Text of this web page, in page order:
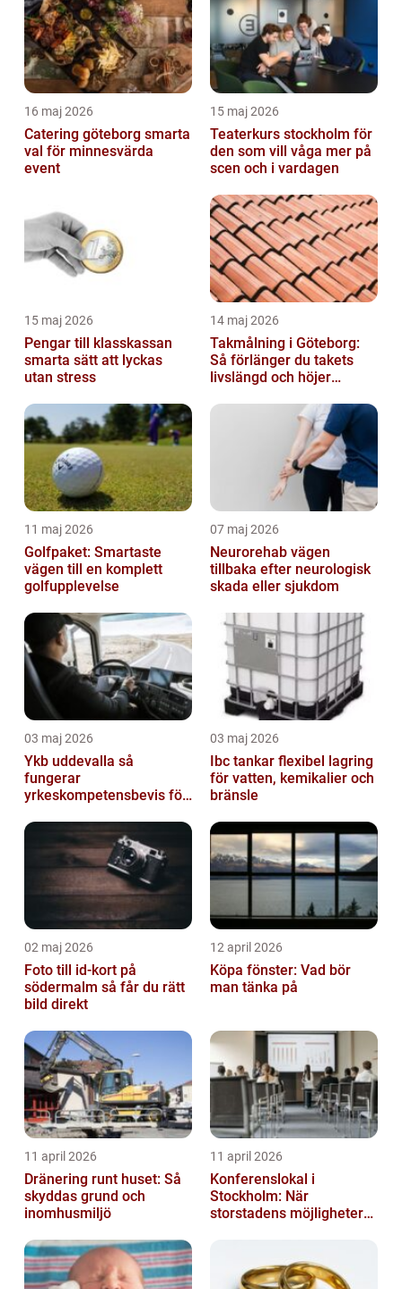
16 maj 2026
Catering göteborg smarta
val för minnesvärda
event
15 maj 2026
Teaterkurs stockholm för
den som vill våga mer på
scen och i vardagen
15 maj 2026
Pengar till klasskassan
smarta sätt att lyckas
utan stress
14 maj 2026
Takmålning i Göteborg:
Så förlänger du takets
livslängd och höjer
11 maj 2026
Golfpaket: Smartaste
vägen till en komplett
golfupplevelse
07 maj 2026
Neurorehab vägen
tillbaka efter neurologisk
skada eller sjukdom
03 maj 2026
Ykb uddevalla så
fungerar
yrkeskompetensbevis för
03 maj 2026
Ibc tankar flexibel lagring
för vatten, kemikalier och
bränsle
02 maj 2026
Foto till id-kort på
södermalm så får du rätt
bild direkt
12 april 2026
Köpa fönster: Vad bör
man tänka på
11 april 2026
Dränering runt huset: Så
skyddas grund och
inomhusmiljö
11 april 2026
Konferenslokal i
Stockholm: När
storstadens möjligheter